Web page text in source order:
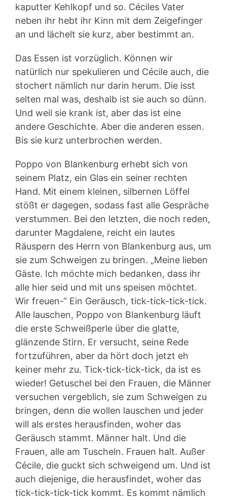
kaputter Kehlkopf und so. Céciles Vater
neben ihr hebt ihr Kinn mit dem Zeigefinger
an und lächelt sie kurz, aber bestimmt an.
Das Essen ist vorzüglich. Können wir
natürlich nur spekulieren und Cécile auch, die
stochert nämlich nur darin herum. Die isst
selten mal was, deshalb ist sie auch so dünn.
Und weil sie krank ist, aber das ist eine
andere Geschichte. Aber die anderen essen.
Bis sie kurz unterbrochen werden.
Poppo von Blankenburg erhebt sich von
seinem Platz, ein Glas ein seiner rechten
Hand. Mit einem kleinen, silbernen Löffel
stößt er dagegen, sodass fast alle Gespräche
verstummen. Bei den letzten, die noch reden,
darunter Magdalene, reicht ein lautes
Räuspern des Herrn von Blankenburg aus, um
sie zum Schweigen zu bringen. „Meine lieben
Gäste. Ich möchte mich bedanken, dass ihr
alle hier seid und mit uns speisen möchtet.
Wir freuen-“ Ein Geräusch, tick-tick-tick-tick.
Alle lauschen, Poppo von Blankenburg läuft
die erste Schweißperle über die glatte,
glänzende Stirn. Er versucht, seine Rede
fortzuführen, aber da hört doch jetzt eh
keiner mehr zu. Tick-tick-tick-tick, da ist es
wieder! Getuschel bei den Frauen, die Männer
versuchen vergeblich, sie zum Schweigen zu
bringen, denn die wollen lauschen und jeder
will als erstes herausfinden, woher das
Geräusch stammt. Männer halt. Und die
Frauen, alle am Tuscheln. Frauen halt. Außer
Cécile, die guckt sich schweigend um. Und ist
auch diejenige, die herausfindet, woher das
tick-tick-tick-tick kommt. Es kommt nämlich